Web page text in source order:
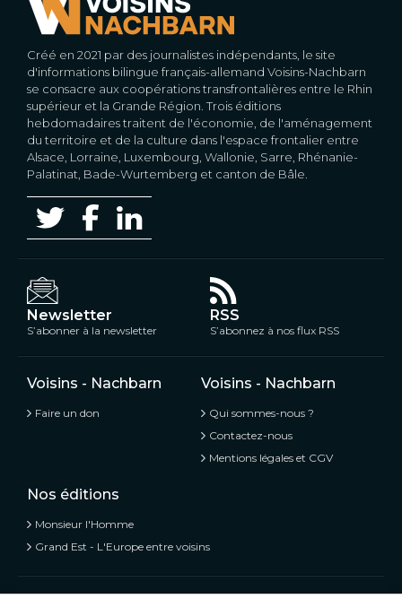
Créé en 2021 par des journalistes indépendants, le site
d'informations bilingue français-allemand Voisins-Nachbarn
se consacre aux coopérations transfrontalières entre le Rhin
supérieur et la Grande Région. Trois éditions
hebdomadaires traitent de l'économie, de l'aménagement
du territoire et de la culture dans l'espace frontalier entre
Alsace, Lorraine, Luxembourg, Wallonie, Sarre, Rhénanie-
Palatinat, Bade-Wurtemberg et canton de Bâle.
Newsletter
S’abonner à la newsletter
RSS
S’abonnez à nos flux RSS
Voisins - Nachbarn
Faire un don
Voisins - Nachbarn
Qui sommes-nous ?
Contactez-nous
Mentions légales et CGV
Nos éditions
Monsieur l'Homme
Grand Est - L'Europe entre voisins